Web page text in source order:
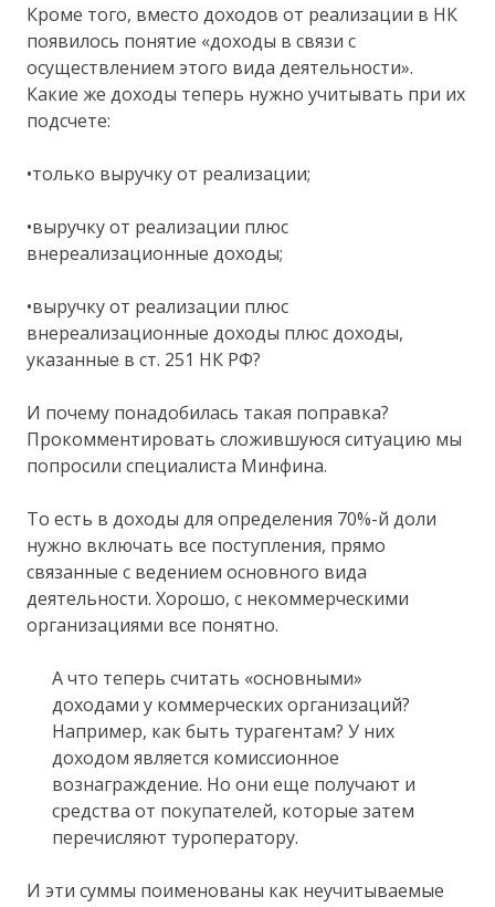
Кроме того, вместо доходов от реализации в НК
появилось понятие «доходы в связи с
осуществлением этого вида деятельности».
Какие же доходы теперь нужно учитывать при их
подсчете:
•только выручку от реализации;
•выручку от реализации плюс
внереализационные доходы;
•выручку от реализации плюс
внереализационные доходы плюс доходы,
указанные в ст. 251 НК РФ?
И почему понадобилась такая поправка?
Прокомментировать сложившуюся ситуацию мы
попросили специалиста Минфина.
То есть в доходы для определения 70%-й доли
нужно включать все поступления, прямо
связанные с ведением основного вида
деятельности. Хорошо, с некоммерческими
организациями все понятно.
А что теперь считать «основными»
доходами у коммерческих организаций?
Например, как быть турагентам? У них
доходом является комиссионное
вознаграждение. Но они еще получают и
средства от покупателей, которые затем
перечисляют туроператору.
И эти суммы поименованы как неучитываемые